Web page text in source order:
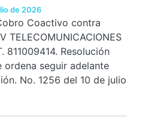
de 2026
Coactivo contra
TELECOMUNICACIONES
811009414. Resolución
ordena seguir adelante
No. 1256 del 10 de julio